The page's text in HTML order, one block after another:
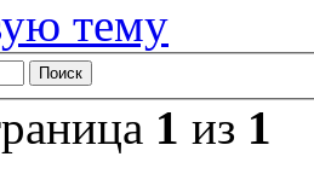
тему
1 из 1